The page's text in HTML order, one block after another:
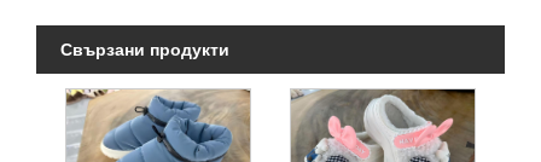
Свързани продукти